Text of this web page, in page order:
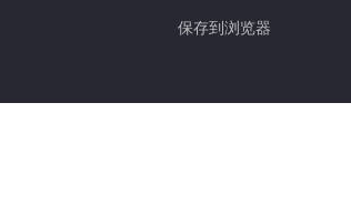
保存到浏览器